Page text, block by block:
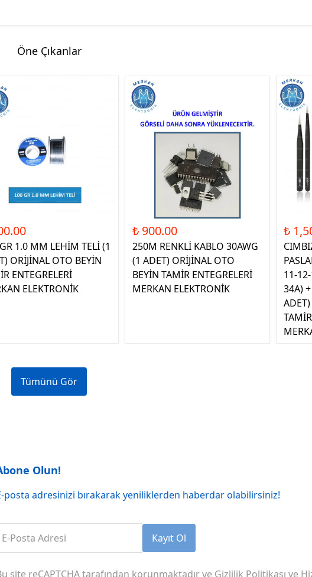
Öne Çıkanlar
1.0 MM LEHİM TELİ (1
ORİJİNAL OTO BEYİN
ENTEGRELERİ
ELEKTRONİK
₺ 900.00
250M RENKLİ KABLO 30AWG
(1 ADET) ORİJİNAL OTO
BEYİN TAMİR ENTEGRELERİ
MERKAN ELEKTRONİK
₺
11-
34A)
Tümünü Gör
Olun!
posta adresinizi bırakarak yeniliklerden haberdar olabilirsiniz!
E-Posta Adresi Kayıt Ol
site reCAPTCHA tarafından korunmaktadır ve Gizlilik Politikası ve